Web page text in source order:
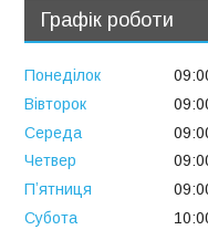
Графік роботи
Понеділок
Вівторок
Середа
Четвер
Пʼятниця
Субота